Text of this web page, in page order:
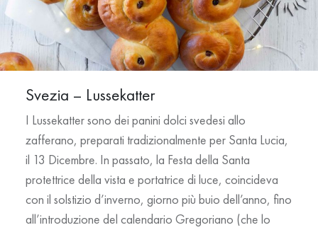
Svezia – Lussekatter
I Lussekatter sono dei panini dolci svedesi allo
zafferano, preparati tradizionalmente per Santa Lucia,
il 13 Dicembre. In passato, la Festa della Santa
protettrice della vista e portatrice di luce, coincideva
con il solstizio d’inverno, giorno più buio dell’anno, fino
all’introduzione del calendario Gregoriano (che lo